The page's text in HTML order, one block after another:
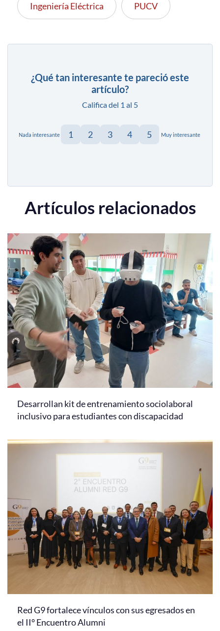
Ingeniería Eléctrica PUCV
¿Qué tan interesante te pareció este
artículo?
Califica del 1 al 5
Nada interesante 1 2 3 4 5 Muy interesante
Artículos relacionados
Desarrollan kit de entrenamiento sociolaboral
inclusivo para estudiantes con discapacidad
Red G9 fortalece vínculos con sus egresados en
el II° Encuentro Alumni